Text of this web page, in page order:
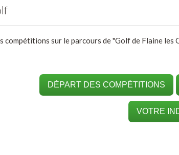
compétitions sur le parcours de "Golf de Flaine
DÉPART DES COMPÉTITIONS
VOTRE